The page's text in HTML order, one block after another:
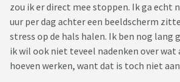
zou ik er direct mee stoppen. Ik ga echt
uur per dag achter een beeldscherm
stress op de hals halen. Ik ben nog lang
ik wil ook niet teveel nadenken over wat
hoeven werken, want dat is toch niet aan